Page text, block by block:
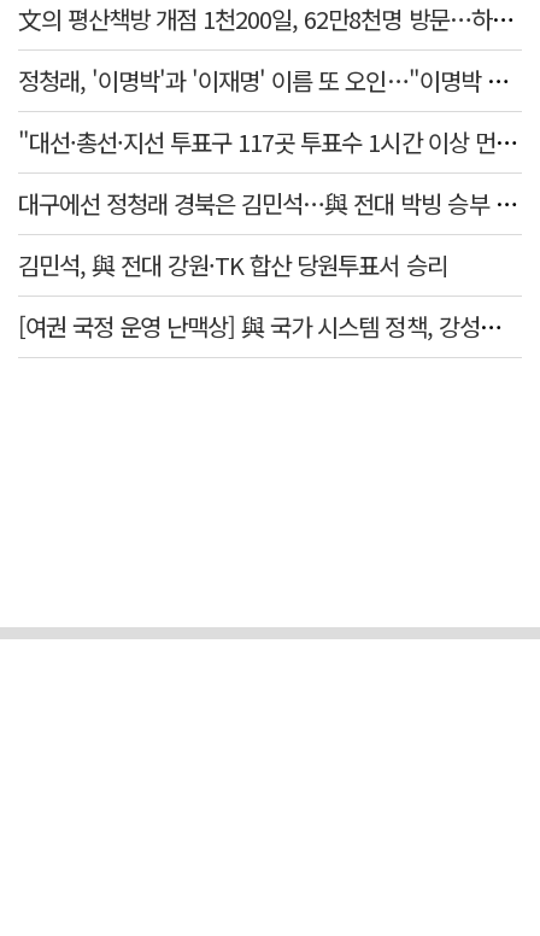
文의 평산책방 개점 1천200일, 62만8천명 방문…하루 평균 500명↑
정청래, '이명박'과 '이재명' 이름 또 오인…"이명박 대통령 임기안에 반도체 제품 출시"
"대선·총선·지선 투표구 117곳 투표수 1시간 이상 먼저 입력"
대구에선 정청래 경북은 김민석…與 전대 박빙 승부 이어간다
김민석, 與 전대 강원·TK 합산 당원투표서 승리
[여권 국정 운영 난맥상] 與 국가 시스템 정책, 강성층 결집에 의존